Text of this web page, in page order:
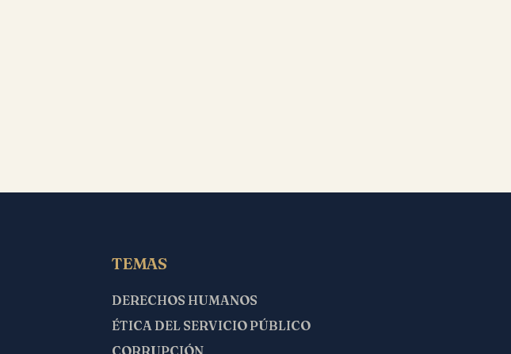
TEMAS
DERECHOS HUMANOS
ÉTICA DEL SERVICIO PÚBLICO
CORRUPCIÓN